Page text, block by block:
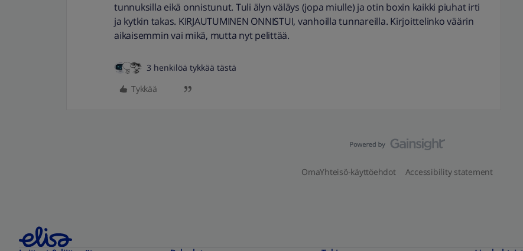
tunnuksilla eikä onnistunut. Tuli älyn väläys (jopa miulle) ja otin boxin kaikki piuhat irti
ja kytkin takas. KIRJAUTUMINEN ONNISTUI, vanhoilla tunnareilla. Kirjoittelinko väärin
aikaisemmin vai mikä, mutta nyt pelittää.
3 henkilöä tykkää tästä
Tykkää
OmaYhteisö-käyttöehdot Accessibility statement